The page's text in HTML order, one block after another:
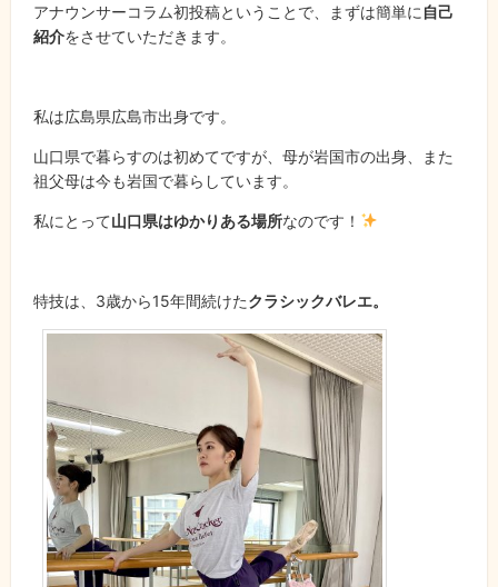
アナウンサーコラム初投稿ということで、まずは簡単に 自己
紹介をさせていただきます。
私は広島県広島市出身です。
山口県で暮らすのは初めてですが、母が岩国市の出身、また
祖父母は今も岩国で暮らしています。
私にとって山口県はゆかりある場所なのです！
特技は、3歳から15年間続けたクラシックバレエ。